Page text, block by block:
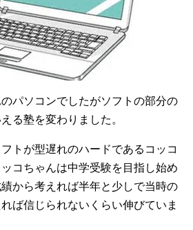
パソコンでしたがソフトの部分の
る塾を変わりました。
トが型遅れのハードであるコッコ
コちゃんは中学受験を目指し始め
から考えれば半年と少しで当時の
ば信じられないくらい伸びていま